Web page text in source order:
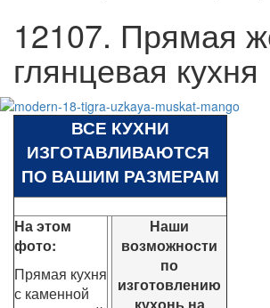
12107. Прямая
глянцевая кухня
ВСЕ КУХНИ
ИЗГОТАВЛИВАЮТСЯ
ПО ВАШИМ РАЗМЕРАМ
На этом
фото:
Прямая кухня
с каменной
Наши
возможности
по
изготовлению
кухонь на